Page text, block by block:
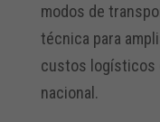
modos de
técnica para
custos logísticos
nacional.